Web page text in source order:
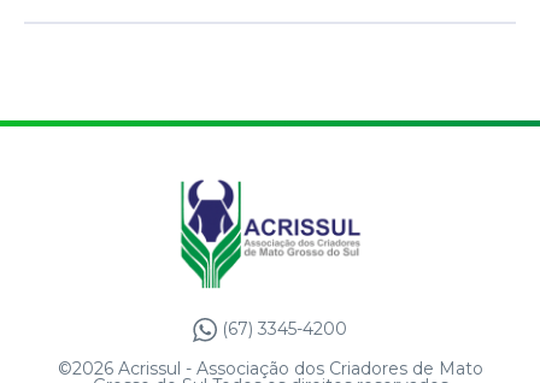
(67) 3345-4200
©2026 Acrissul - Associação dos Criadores de Mato